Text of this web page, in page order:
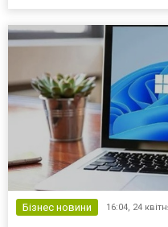
Бізнес новини 16:04, 24